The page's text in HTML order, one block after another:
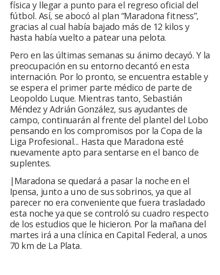
física y llegar a punto para el regreso oficial del
fútbol. Así, se abocó al plan “Maradona fitness”,
gracias al cual había bajado más de 12 kilos y
hasta había vuelto a patear una pelota.
Pero en las últimas semanas su ánimo decayó. Y la
preocupación en su entorno decantó en esta
internación. Por lo pronto, se encuentra estable y
se espera el primer parte médico de parte de
Leopoldo Luque. Mientras tanto, Sebastián
Méndez y Adrián González, sus ayudantes de
campo, continuarán al frente del plantel del Lobo
pensando en los compromisos por la Copa de la
Liga Profesional... Hasta que Maradona esté
nuevamente apto para sentarse en el banco de
suplentes.
|Maradona se quedará a pasar la noche en el
Ipensa, junto a uno de sus sobrinos, ya que al
parecer no era conveniente que fuera trasladado
esta noche ya que se controló su cuadro respecto
de los estudios que le hicieron. Por la mañana del
martes irá a una clínica en Capital Federal, a unos
70 km de La Plata.